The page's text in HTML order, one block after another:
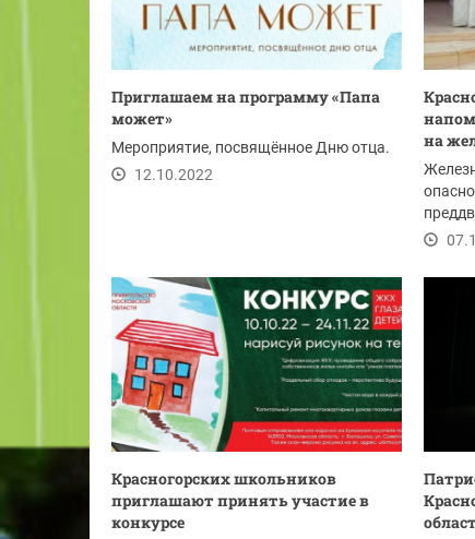
Приглашаем на программу «Папа
может»
Мероприятие, посвящённое Дню отца.
12.10.2022
на
Красногорских школьников
приглашают принять участие в
конкурсе